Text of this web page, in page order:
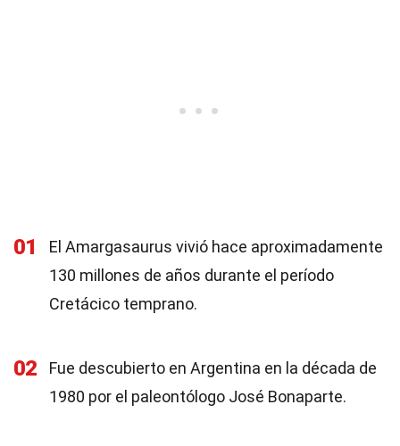
01
El Amargasaurus vivió hace aproximadamente
130 millones de años durante el período
Cretácico temprano.
02
Fue descubierto en Argentina en la década de
1980 por el paleontólogo José Bonaparte.